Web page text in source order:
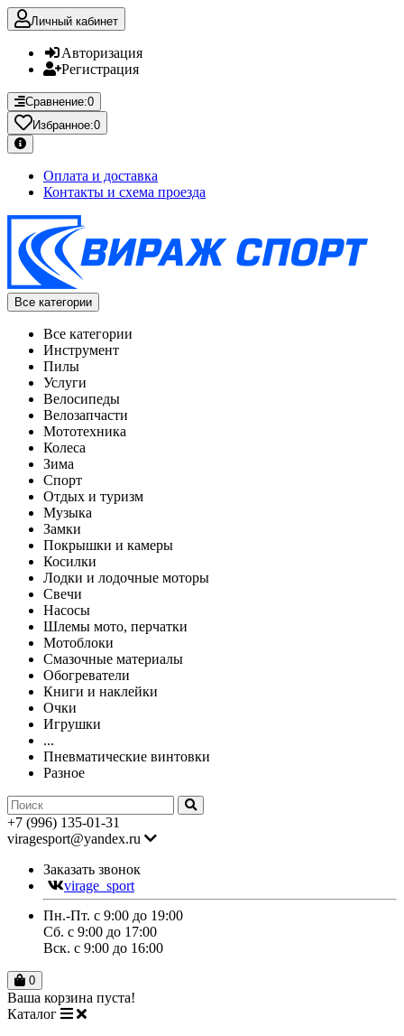
Личный кабинет
Авторизация
Регистрация
Сравнение:0
Избранное:0
Оплата и доставка
Контакты и схема проезда
Все категории
Все категории
Инструмент
Пилы
Услуги
Велосипеды
Велозапчасти
Мототехника
Колеса
Зима
Спорт
Отдых и туризм
Музыка
Замки
Покрышки и камеры
Косилки
Лодки и лодочные моторы
Свечи
Насосы
Шлемы мото, перчатки
Мотоблоки
Смазочные материалы
Обогреватели
Книги и наклейки
Очки
Игрушки
...
Пневматические винтовки
Разное
+7 (996) 135-01-31
viragesport@yandex.ru
Заказать звонок
virage_sport
Пн.-Пт. с 9:00 до 19:00
Сб. с 9:00 до 17:00
Вск. с 9:00 до 16:00
0
Ваша корзина пуста!
Каталог